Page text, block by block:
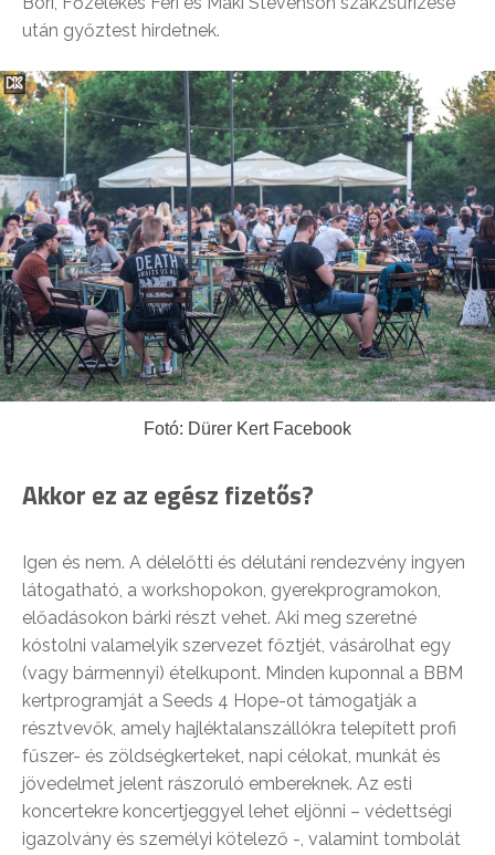
után győztest hirdetnek.
Fotó: Dürer Kert Facebook
Akkor ez az egész fizetős?
Igen és nem. A délelőtti és délutáni rendezvény ingyen
látogatható, a workshopokon, gyerekprogramokon,
előadásokon bárki részt vehet. Aki meg szeretné
kóstolni valamelyik szervezet főztjét, vásárolhat egy
(vagy bármennyi) ételkupont. Minden kuponnal a BBM
kertprogramját a Seeds 4 Hope-ot támogatják a
résztvevők, amely hajléktalanszállókra telepített profi
fűszer- és zöldségkerteket, napi célokat, munkát és
jövedelmet jelent rászoruló embereknek. Az esti
koncertekre koncertjeggyel lehet eljönni – védettségi
igazolvány és személyi kötelező -, valamint tombolát